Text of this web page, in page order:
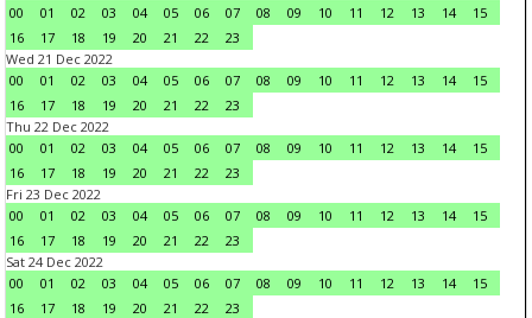
00
01 02 03 04 05 06 07 08 09 10 11 12 13 14
15
16
17 18 19 20 21 22
23
Wed 21 Dec 2022
00
01 02 03 04 05 06 07 08 09 10 11 12 13 14
15
16
17 18 19 20 21 22
23
Thu 22 Dec 2022
00
01 02 03 04 05 06 07 08 09 10 11 12 13 14
15
16
17 18 19 20 21 22
23
Fri 23 Dec 2022
00
01 02 03 04 05 06 07 08 09 10 11 12 13 14
15
16
17 18 19 20 21 22
23
Sat 24 Dec 2022
00
01 02 03 04 05 06 07 08 09 10 11 12 13 14
15
16
17 18 19 20 21 22
23